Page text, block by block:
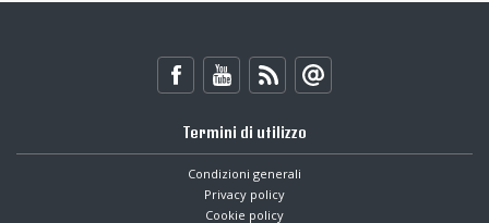
Termini di utilizzo
Condizioni generali
Privacy policy
Cookie policy